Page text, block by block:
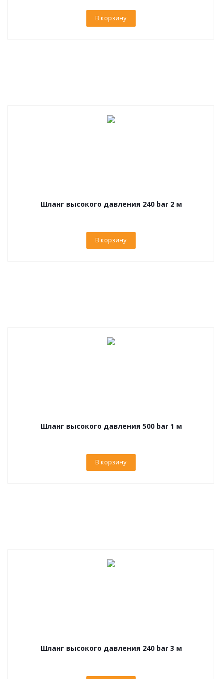
В корзину
Шланг высокого давления 240 bar 2 м
В корзину
Шланг высокого давления 500 bar 1 м
В корзину
Шланг высокого давления 240 bar 3 м